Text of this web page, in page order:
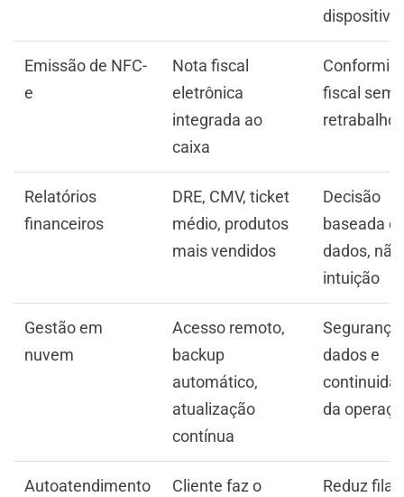
dispositivo
Emissão de NFC-
e
Nota fiscal
eletrônica
integrada ao
caixa
fiscal sem
retrabalho
Relatórios
financeiros
DRE, CMV, ticket
médio, produtos
mais vendidos
Decisão
baseada
dados,
intuição
Gestão em
nuvem
Acesso remoto,
backup
automático,
atualização
contínua
Segurança
dados e
da
Autoatendimento
Cliente faz o
Reduz fila,